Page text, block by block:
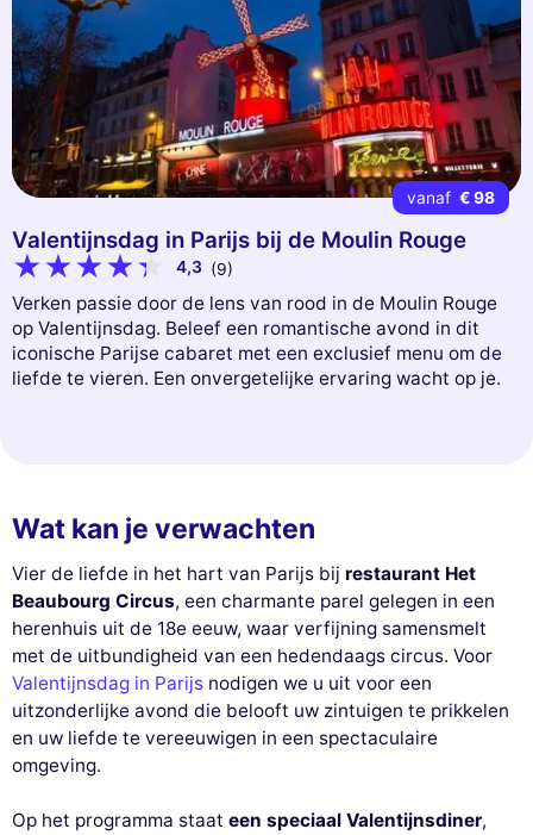
vanaf € 98
Valentijnsdag in Parijs bij de Moulin Rouge
4,3 (9)
Verken passie door de lens van rood in de Moulin Rouge
op Valentijnsdag. Beleef een romantische avond in dit
iconische Parijse cabaret met een exclusief menu om de
liefde te vieren. Een onvergetelijke ervaring wacht op je.
Wat kan je verwachten
Vier de liefde in het hart van Parijs bij restaurant Het
Beaubourg Circus, een charmante parel gelegen in een
herenhuis uit de 18e eeuw, waar verfijning samensmelt
met de uitbundigheid van een hedendaags circus. Voor
Valentijnsdag in Parijs nodigen we u uit voor een
uitzonderlijke avond die belooft uw zintuigen te prikkelen
en uw liefde te vereeuwigen in een spectaculaire
omgeving.
Op het programma staat een speciaal Valentijnsdiner,